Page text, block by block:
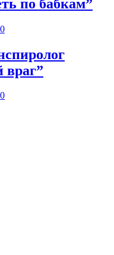
по бабкам”
0
враг”
0